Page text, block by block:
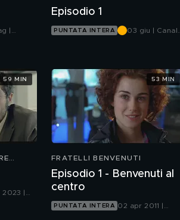
|
Episodio 1
PUNTATA INTERA
03 giu | Canale
2023 |
59 MIN
FRATELLI BENVENUTI
Episodio 1 - Benvenuti al
centro
PUNTATA INTERA 02 apr 2011 |
53 MIN